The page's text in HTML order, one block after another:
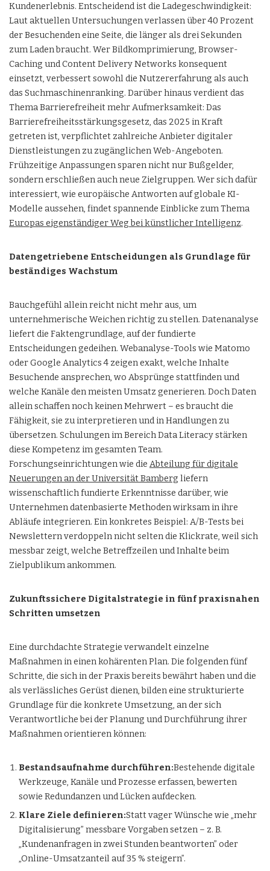
Kundenerlebnis. Entscheidend ist die Ladegeschwindigkeit:
Laut aktuellen Untersuchungen verlassen über 40 Prozent
der Besuchenden eine Seite, die länger als drei Sekunden
zum Laden braucht. Wer Bildkomprimierung, Browser-
Caching und Content Delivery Networks konsequent
einsetzt, verbessert sowohl die Nutzererfahrung als auch
das Suchmaschinenranking. Darüber hinaus verdient das
Thema Barrierefreiheit mehr Aufmerksamkeit: Das
Barrierefreiheitsstärkungsgesetz, das 2025 in Kraft
getreten ist, verpflichtet zahlreiche Anbieter digitaler
Dienstleistungen zu zugänglichen Web-Angeboten.
Frühzeitige Anpassungen sparen nicht nur Bußgelder,
sondern erschließen auch neue Zielgruppen. Wer sich dafür
interessiert, wie europäische Antworten auf globale KI-
Modelle aussehen, findet spannende Einblicke zum Thema
Europas eigenständiger Weg bei künstlicher Intelligenz.
Datengetriebene Entscheidungen als Grundlage für
beständiges Wachstum
Bauchgefühl allein reicht nicht mehr aus, um
unternehmerische Weichen richtig zu stellen. Datenanalyse
liefert die Faktengrundlage, auf der fundierte
Entscheidungen gedeihen. Webanalyse-Tools wie Matomo
oder Google Analytics 4 zeigen exakt, welche Inhalte
Besuchende ansprechen, wo Absprünge stattfinden und
welche Kanäle den meisten Umsatz generieren. Doch Daten
allein schaffen noch keinen Mehrwert – es braucht die
Fähigkeit, sie zu interpretieren und in Handlungen zu
übersetzen. Schulungen im Bereich Data Literacy stärken
diese Kompetenz im gesamten Team.
Forschungseinrichtungen wie die Abteilung für digitale
Neuerungen an der Universität Bamberg liefern
wissenschaftlich fundierte Erkenntnisse darüber, wie
Unternehmen datenbasierte Methoden wirksam in ihre
Abläufe integrieren. Ein konkretes Beispiel: A/B-Tests bei
Newslettern verdoppeln nicht selten die Klickrate, weil sich
messbar zeigt, welche Betreffzeilen und Inhalte beim
Zielpublikum ankommen.
Zukunftssichere Digitalstrategie in fünf praxisnahen
Schritten umsetzen
Eine durchdachte Strategie verwandelt einzelne
Maßnahmen in einen kohärenten Plan. Die folgenden fünf
Schritte, die sich in der Praxis bereits bewährt haben und die
als verlässliches Gerüst dienen, bilden eine strukturierte
Grundlage für die konkrete Umsetzung, an der sich
Verantwortliche bei der Planung und Durchführung ihrer
Maßnahmen orientieren können:
Bestandsaufnahme durchführen:Bestehende digitale
Werkzeuge, Kanäle und Prozesse erfassen, bewerten
sowie Redundanzen und Lücken aufdecken.
Klare Ziele definieren:Statt vager Wünsche wie „mehr
Digitalisierung” messbare Vorgaben setzen – z. B.
„Kundenanfragen in zwei Stunden beantworten” oder
„Online-Umsatzanteil auf 35 % steigern”.